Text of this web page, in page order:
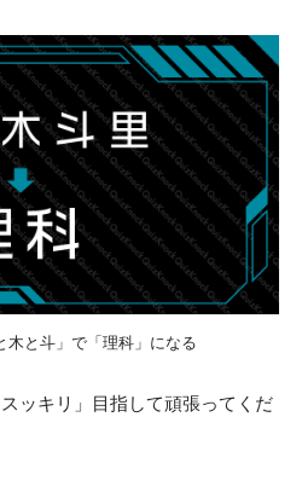
と斗」で「理科」になる
ッキリ」目指して頑張ってくだ